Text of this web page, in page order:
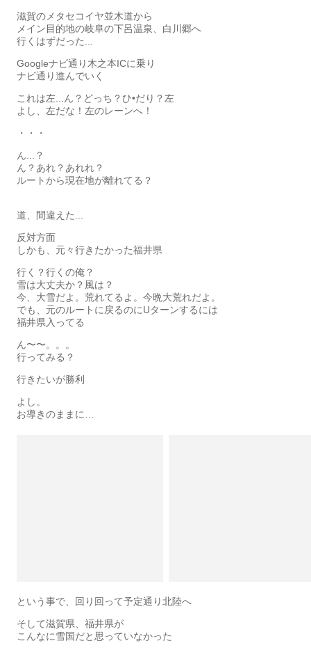
滋賀のメタセコイヤ並木道から
メイン目的地の岐阜の下呂温泉、白川郷へ
行くはずだった...
Googleナビ通り木之本ICに乗り
ナビ通り進んでいく
これは左...ん？どっち？ひ•だり？左
よし、左だな！左のレーンへ！
・・・
ん...？
ん？あれ？あれれ？
ルートから現在地が離れてる？
道、間違えた...
反対方面
しかも、元々行きたかった福井県
行く？行くの俺？
雪は大丈夫か？風は？
今、大雪だよ。荒れてるよ。今晩大荒れだよ。
でも、元のルートに戻るのにUターンするには
福井県入ってる
ん〜〜。。。
行ってみる？
行きたいが勝利
よし。
お導きのままに…
という事で、回り回って予定通り北陸へ
そして滋賀県、福井県が
こんなに雪国だと思っていなかった